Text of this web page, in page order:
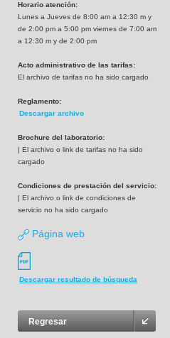
Horario atención:
Lunes a Jueves de 8:00 am a 12:30 m y
de 2:00 pm a 5:00 pm viernes de 7:00 am
a 12:30 m y de 2:00 pm
Acto administrativo de las tarifas:
El archivo de tarifas no ha sido cargado
Reglamento:
Descargar archivo
Brochure del laboratorio:
| El archivo o link de tarifas no ha sido
cargado
Condiciones de prestación del servicio:
| El archivo o link de condiciones de
servicio no ha sido cargado
Página web
Descargar resultado de búsqueda
Regresar